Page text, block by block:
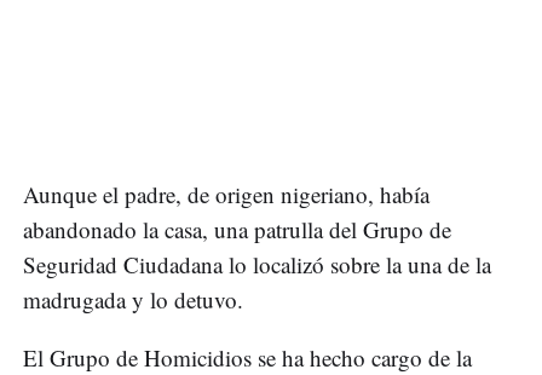
Aunque el padre, de origen nigeriano, había
abandonado la casa, una patrulla del Grupo de
Seguridad Ciudadana lo localizó sobre la una de la
madrugada y lo detuvo.
El Grupo de Homicidios se ha hecho cargo de la